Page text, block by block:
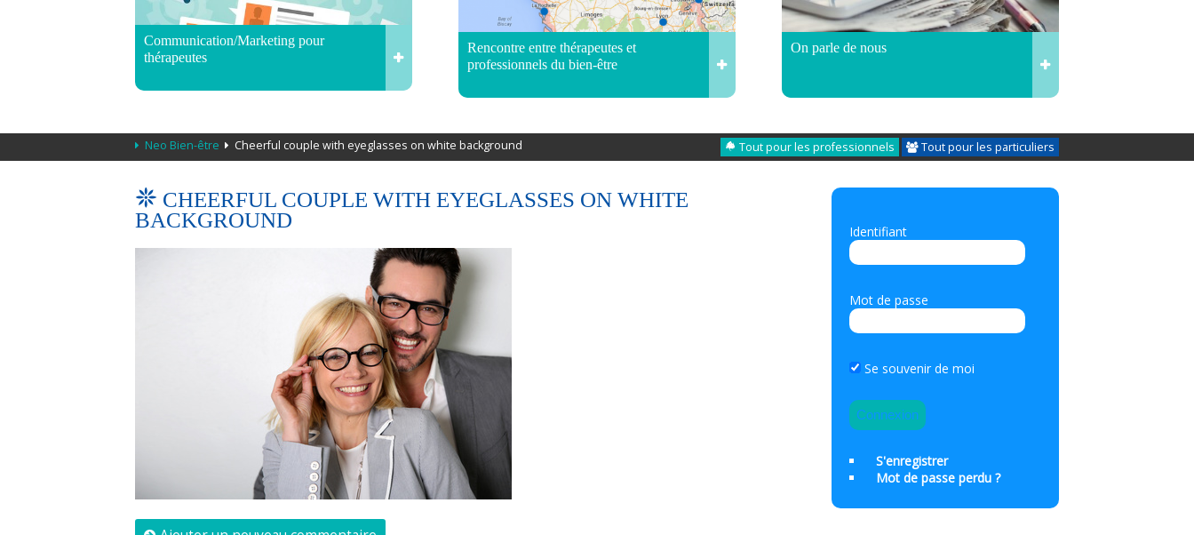
Communication/Marketing pour
thérapeutes
Rencontre entre thérapeutes et
professionnels du bien-être
On parle de nous
Neo Bien-être Cheerful couple with eyeglasses on white background Tout pour les professionnels Tout pour les particuliers
CHEERFUL COUPLE WITH EYEGLASSES ON WHITE
BACKGROUND
Identifiant
Mot de passe
Se souvenir de moi
S'enregistrer
Mot de passe perdu ?